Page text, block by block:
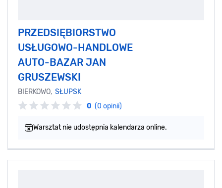
PRZEDSIĘBIORSTWO
USŁUGOWO-HANDLOWE
AUTO-BAZAR JAN
GRUSZEWSKI
BIERKOWO, SŁUPSK
0 (0 opinii)
Warsztat nie udostępnia kalendarza online.